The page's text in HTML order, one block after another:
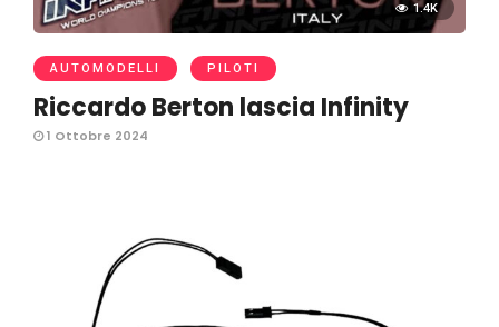
1.4K
AUTOMODELLI PILOTI
Riccardo Berton lascia Infinity
1 Ottobre 2024